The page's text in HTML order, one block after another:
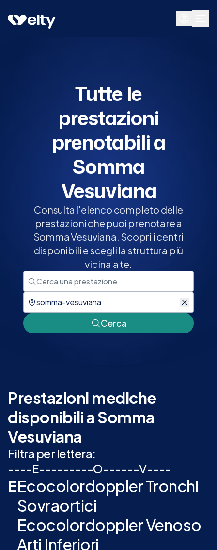
Prenota visita
Tutte le
prestazioni
prenotabili a
Somma
Vesuviana
Consulta l'elenco completo delle
prestazioni che puoi prenotare a
Somma Vesuviana. Scopri i centri
disponibili e scegli la struttura più
vicina a te.
Cerca
Prestazioni mediche
disponibili a Somma
Vesuviana
Filtra per lettera:
----E---------O------V----
EEcocolordoppler Tronchi
Sovraortici
Ecocolordoppler Venoso
Arti Inferiori